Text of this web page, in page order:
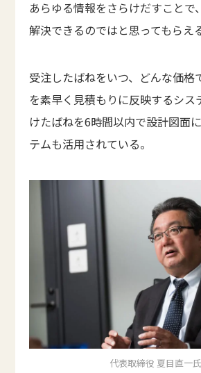
あらゆる情報をさらけだすことで
解決できるのではと思ってもらえ
受注したばねをいつ、どんな価格
を素早く見積もりに反映するシス
けたばねを6時間以内で設計図面
テムも活用されている。
代表取締役 夏目直一氏